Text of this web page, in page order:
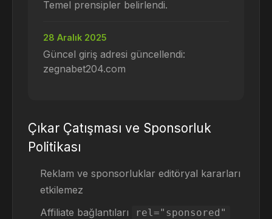
Temel prensipler belirlendi.
28 Aralık 2025
Güncel giriş adresi güncellendi:
zegnabet204.com
Çıkar Çatışması ve Sponsorluk
Politikası
Reklam ve sponsorluklar editöryal kararları
etkilemez
Affiliate bağlantıları
rel="sponsored"